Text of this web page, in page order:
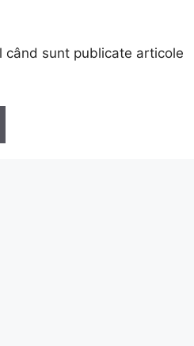
când sunt publicate articole